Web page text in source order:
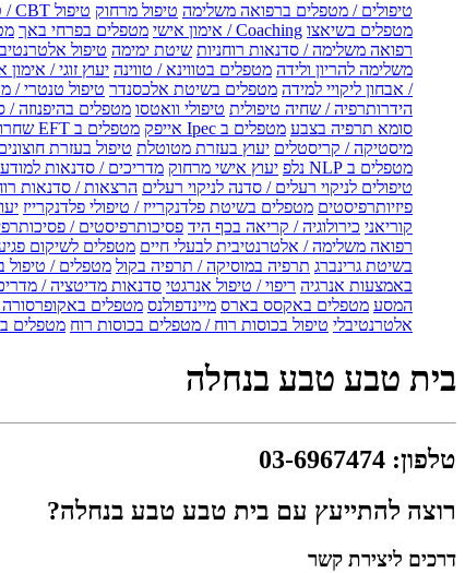
טיפולים / מטפלים ברפואה משלימה טיפול מרחוק טיפול CBT / טיפול CBT און ליין
מטפלים בשיאצו Coaching / אימון אישי מטפלים בפרחי באך
רפואה משלימה / סדנאות רוחניות שיטת ימימה טיפול
משלימה להריון ולידה מטפלים בטווינא / טווינה יעוץ זוגי / אימון
/ אבחון ליקויי למידה מטפלים בשיטת אלכסנדר טיפול טנטרי /
הידרותרפיה / שחיה טיפולית טיפולי וואטסו מטפלים בהיפנוזה /
סומא תרפיה בצבע מטפלים ב Ipec אייפק מטפלים ב EFT שחרור ריגשי
מיסטיקה / קריסטלים יעוץ בעזרת מטוטלת טיפול בעזרת
מטפלים ב NLP נלפ
יעוץ אישי מרחוק מדריכים / סדנאות
טיפולים לניקוי רעלים / סדנה לניקוי רעלים הרצאות / סדנאות
פיזיותרפיסטים מטפלים בשיטת פלדנקרייז / טיפולי פלדנקרייז
קוריאני כירולוגיה / קריאה בכף היד פסיכותרפיסטים /
רפואה משלימה / אלטרנטיבית לבעלי חיים מטפלים לשיקום
בשיטת גרינברג תרפיה במוסיקה / תרפיה בקול מטפלים / טיפול
באמצעות אנרגיה ריפוי / טיפול אנרגטי סדנאות מדיטציה /
המסע מטפלים באקסס בארס מיינדפולנס מטפלים באקופרסורה /
אלטרנטיבלי טיפול בכוסות רוח / מטפלים בכוסות רוח מטפלים
בית טבע טבע בנחלה
טלפון:
03-6967474
רוצה להתייעץ עם בית טבע טבע בנחלה?
דרכים ליצירת קשר